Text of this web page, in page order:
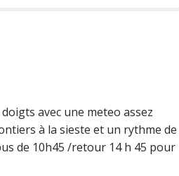
avec une meteo assez
à la sieste et un rythme de
de 10h45 /retour 14 h 45 pour